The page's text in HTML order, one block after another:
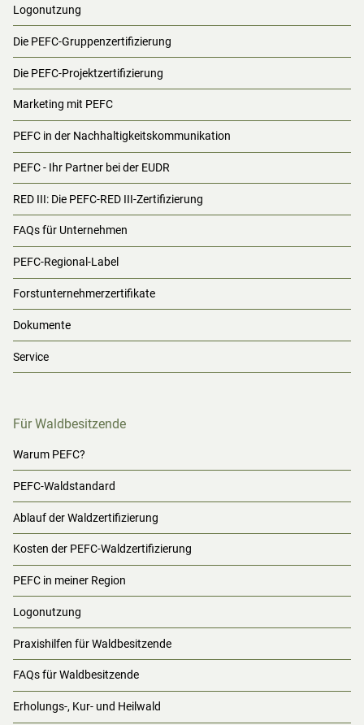
Logonutzung
Die PEFC-Gruppenzertifizierung
Die PEFC-Projektzertifizierung
Marketing mit PEFC
PEFC in der Nachhaltigkeitskommunikation
PEFC - Ihr Partner bei der EUDR
RED III: Die PEFC-RED III-Zertifizierung
FAQs für Unternehmen
PEFC-Regional-Label
Forstunternehmerzertifikate
Dokumente
Service
Für Waldbesitzende
Warum PEFC?
PEFC-Waldstandard
Ablauf der Waldzertifizierung
Kosten der PEFC-Waldzertifizierung
PEFC in meiner Region
Logonutzung
Praxishilfen für Waldbesitzende
FAQs für Waldbesitzende
Erholungs-, Kur- und Heilwald